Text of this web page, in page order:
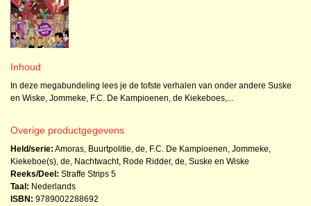
Inhoud
In deze megabundeling lees je de tofste verhalen van onder andere Suske
en Wiske, Jommeke, F.C. De Kampioenen, de Kiekeboes,...
Overige productgegevens
Held/serie: Amoras, Buurtpolitie, de, F.C. De Kampioenen, Jommeke,
Kiekeboe(s), de, Nachtwacht, Rode Ridder, de, Suske en Wiske
Reeks/Deel: Straffe Strips 5
Taal: Nederlands
ISBN: 9789002288692